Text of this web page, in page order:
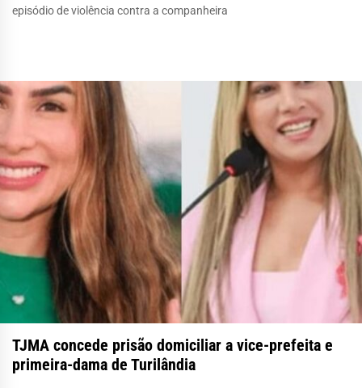
episódio de violência contra a companheira
TJMA concede prisão domiciliar a vice-prefeita e
primeira-dama de Turilândia